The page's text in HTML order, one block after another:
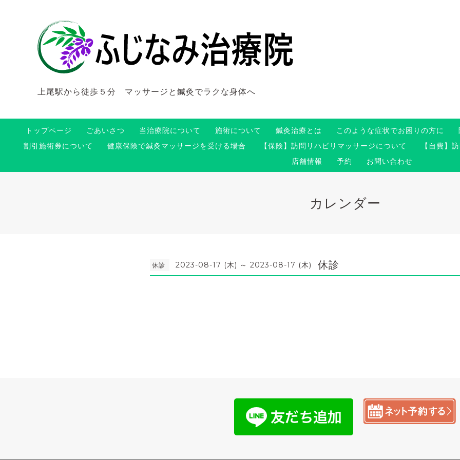
上尾駅から徒歩５分 マッサージと鍼灸でラクな身体へ
トップページ ごあいさつ 当治療院について 施術について 鍼灸治療とは このような症状でお困りの方に
割引施術券について
健康保険で鍼灸マッサージを受ける場合 【保険】訪問リハビリマッサージについて 【自費】
店舗情報
予約 お問い合わせ
カレンダー
休診 2023-08-17 (木) ～ 2023-08-17 (木) 休診